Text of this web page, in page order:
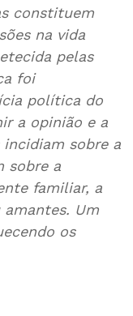
constituem
na vida
pelas
foi
política do
a opinião e a
sobre a
sobre a
familiar, a
Um
os